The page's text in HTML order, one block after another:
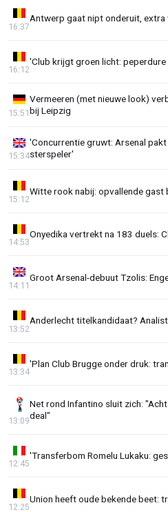
Antwerp gaat nipt onderuit, extra
16:37
'Club krijgt groen licht:
16:12
Vermeeren (met nieuwe look)
bij Leipzig
15:51
'Concurrentie gruwt: Arsenal
sterspeler'
15:34
Witte rook nabij: opvallende gast
15:12
Onyedika vertrekt na 183 duels:
14:53
Groot Arsenal-debuut Tzolis:
14:11
Anderlecht titelkandidaat?
13:52
'Plan Club Brugge onder druk:
13:34
Net rond Infantino sluit zich:
deal"
13:09
'Transferbom Romelu Lukaku:
12:45
Union heeft oude bekende beet:
12:25